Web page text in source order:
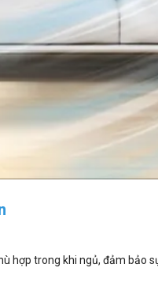
hợp trong khi ngủ, đảm bảo